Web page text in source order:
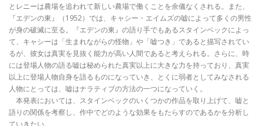
とレニーは農場を追われて新しい農場で働くことを余儀なくされる。また、
『エデンの東』（1952）では、キャシー・エイムズの嘘によって多くの男性
が身の破滅に至る。『エデンの東』の語り手でもあるスタインベックによっ
て、キャシーは「生まれながらの怪物」や「嘘つき」であると描写されてい
るが、彼女は真実を見抜く能力が高い人間であると考えられる。さらに、時
には登場人物の語る嘘は秘められた真実以上に大きな力を持っており、真実
以上に登場人物自身を語るものになっていき、とくに弱者としてみなされる
人物にとっては、嘘はナラティブの方法の一つになっていく。
本発表においては、スタインベックのいくつかの作品を取り上げて、嘘と
語りの関係を考察し、作中でどのような効果をもたらすのであるかを分析し
ていきたい。